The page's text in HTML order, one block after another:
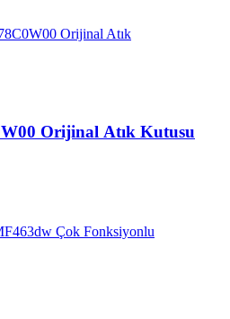
Orijinal Atık Kutusu